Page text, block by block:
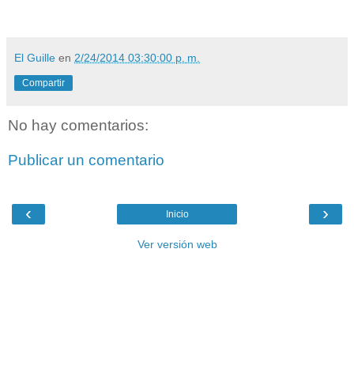
El Guille en 2/24/2014 03:30:00 p. m.
Compartir
No hay comentarios:
Publicar un comentario
‹ ›
Inicio
Ver versión web